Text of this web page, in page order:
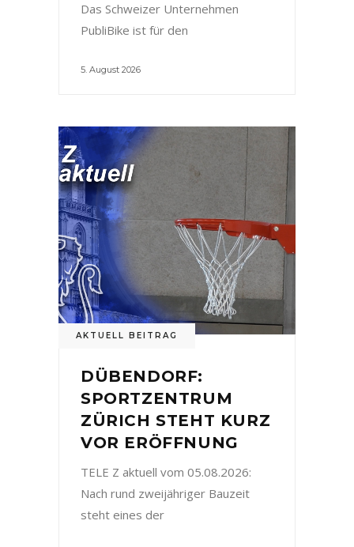
Das Schweizer Unternehmen
PubliBike ist für den
5. August 2026
AKTUELL BEITRAG
DÜBENDORF:
SPORTZENTRUM
ZÜRICH STEHT KURZ
VOR ERÖFFNUNG
TELE Z aktuell vom 05.08.2026:
Nach rund zweijähriger Bauzeit
steht eines der